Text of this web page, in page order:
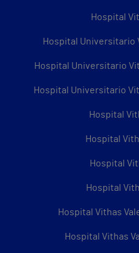
Hospital
Hospital Universitario
Hospital Universitario
Hospital Universitario
Hospital
Hospital
Hospital
Hospital
Hospital Vithas
Hospital Vithas